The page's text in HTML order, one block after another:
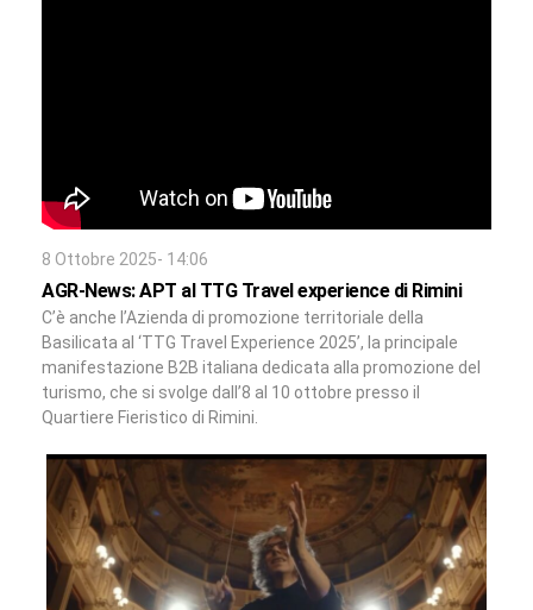
8 Ottobre 2025- 14:06
AGR-News: APT al TTG Travel experience di Rimini
C’è anche l’Azienda di promozione territoriale della
Basilicata al ‘TTG Travel Experience 2025’, la principale
manifestazione B2B italiana dedicata alla promozione del
turismo, che si svolge dall’8 al 10 ottobre presso il
Quartiere Fieristico di Rimini.